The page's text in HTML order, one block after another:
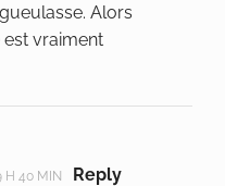
Alors
est vraiment
H 40 MIN
Reply